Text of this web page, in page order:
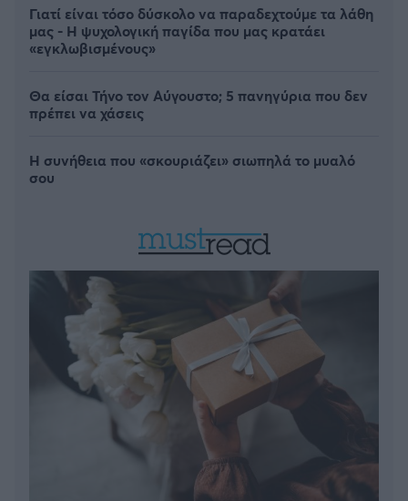
Γιατί είναι τόσο δύσκολο να παραδεχτούμε τα λάθη
μας - Η ψυχολογική παγίδα που μας κρατάει
«εγκλωβισμένους»
Θα είσαι Τήνο τον Αύγουστο; 5 πανηγύρια που δεν
πρέπει να χάσεις
Η συνήθεια που «σκουριάζει» σιωπηλά το μυαλό
σου